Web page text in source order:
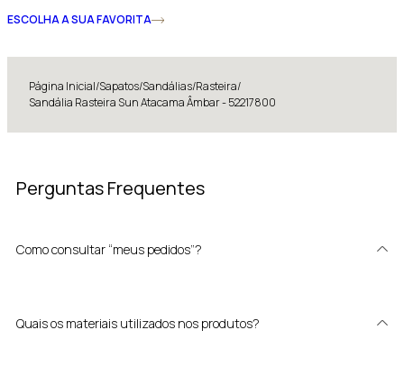
ESCOLHA A SUA FAVORITA
Página Inicial/Sapatos/Sandálias/Rasteira/
Sandália Rasteira Sun Atacama Âmbar - 52217800
Perguntas Frequentes
Como consultar “meus pedidos”?
Quais os materiais utilizados nos produtos?